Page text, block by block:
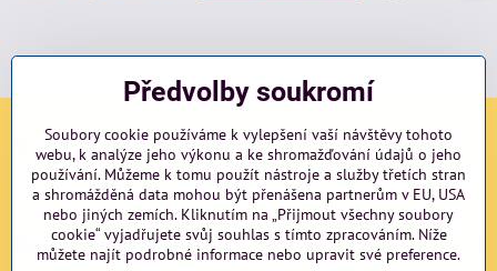
Sociální sítě
Facebook Instagram blog
Důležité odkazy
Předvolby soukromí
Soubory cookie používáme k vylepšení vaší návštěvy tohoto
webu, k analýze jeho výkonu a ke shromažďování údajů o jeho
používání. Můžeme k tomu použít nástroje a služby třetích stran
a shromážděná data mohou být přenášena partnerům v EU, USA
nebo jiných zemích. Kliknutím na „Přijmout všechny soubory
cookie“ vyjadřujete svůj souhlas s tímto zpracováním. Níže
můžete najít podrobné informace nebo upravit své preference.